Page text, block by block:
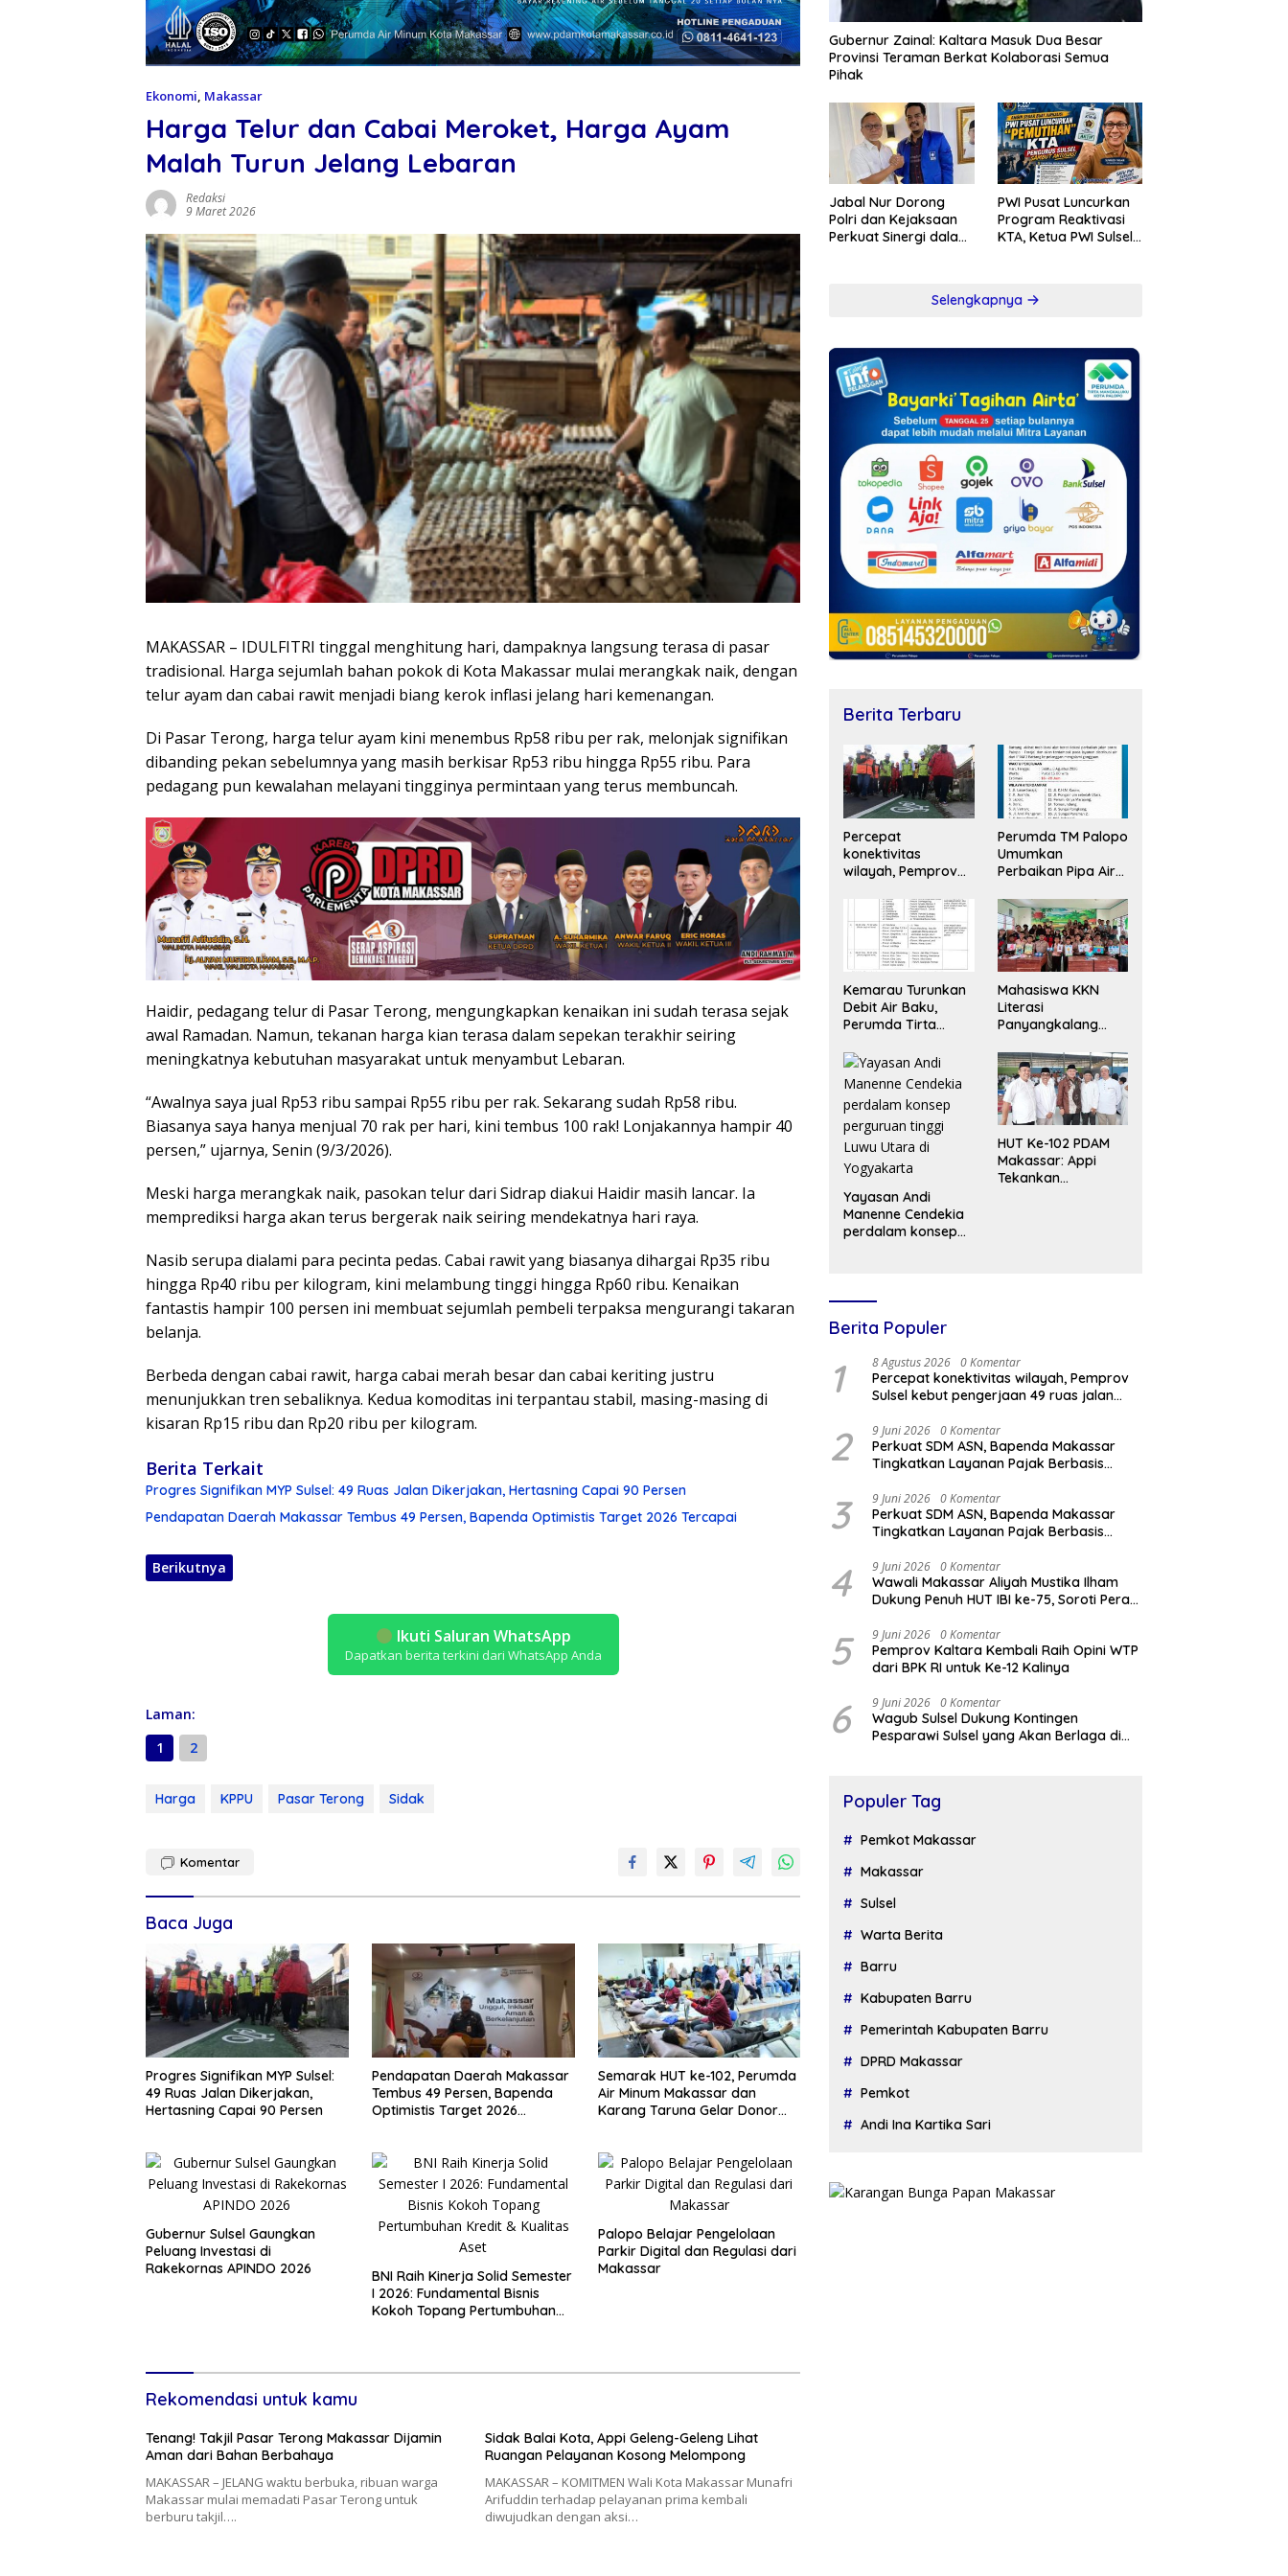
Ekonomi, Makassar
Harga Telur dan Cabai Meroket, Harga Ayam
Malah Turun Jelang Lebaran
Redaksi
9 Maret 2026
MAKASSAR – IDULFITRI tinggal menghitung hari, dampaknya langsung terasa di pasar
tradisional. Harga sejumlah bahan pokok di Kota Makassar mulai merangkak naik, dengan
telur ayam dan cabai rawit menjadi biang kerok inflasi jelang hari kemenangan.
Di Pasar Terong, harga telur ayam kini menembus Rp58 ribu per rak, melonjak signifikan
dibanding pekan sebelumnya yang masih berkisar Rp53 ribu hingga Rp55 ribu. Para
pedagang pun kewalahan melayani tingginya permintaan yang terus membuncah.
Haidir, pedagang telur di Pasar Terong, mengungkapkan kenaikan ini sudah terasa sejak
awal Ramadan. Namun, tekanan harga kian terasa dalam sepekan terakhir seiring
meningkatnya kebutuhan masyarakat untuk menyambut Lebaran.
“Awalnya saya jual Rp53 ribu sampai Rp55 ribu per rak. Sekarang sudah Rp58 ribu.
Biasanya saya hanya menjual 70 rak per hari, kini tembus 100 rak! Lonjakannya hampir 40
persen,” ujarnya, Senin (9/3/2026).
Meski harga merangkak naik, pasokan telur dari Sidrap diakui Haidir masih lancar. Ia
memprediksi harga akan terus bergerak naik seiring mendekatnya hari raya.
Nasib serupa dialami para pecinta pedas. Cabai rawit yang biasanya dihargai Rp35 ribu
hingga Rp40 ribu per kilogram, kini melambung tinggi hingga Rp60 ribu. Kenaikan
fantastis hampir 100 persen ini membuat sejumlah pembeli terpaksa mengurangi takaran
belanja.
Berbeda dengan cabai rawit, harga cabai merah besar dan cabai keriting justru
menunjukkan tren sebaliknya. Kedua komoditas ini terpantau stabil, masing-masing di
kisaran Rp15 ribu dan Rp20 ribu per kilogram.
Berita Terkait
Progres Signifikan MYP Sulsel: 49 Ruas Jalan Dikerjakan, Hertasning Capai 90 Persen
Pendapatan Daerah Makassar Tembus 49 Persen, Bapenda Optimistis Target 2026 Tercapai
Berikutnya
Ikuti Saluran WhatsApp
Dapatkan berita terkini dari WhatsApp Anda
Laman:
1
2
Harga KPPU Pasar Terong Sidak
Komentar
Baca Juga
Progres Signifikan MYP Sulsel:
49 Ruas Jalan Dikerjakan,
Hertasning Capai 90 Persen
Pendapatan Daerah Makassar
Tembus 49 Persen, Bapenda
Optimistis Target 2026
Semarak HUT ke-102, Perumda
Air Minum Makassar dan
Karang Taruna Gelar Donor
Gubernur Sulsel Gaungkan
Peluang Investasi di
Rakekornas APINDO 2026
BNI Raih Kinerja Solid Semester
I 2026: Fundamental Bisnis
Kokoh Topang Pertumbuhan
Palopo Belajar Pengelolaan
Parkir Digital dan Regulasi dari
Makassar
Rekomendasi untuk kamu
Tenang! Takjil Pasar Terong Makassar Dijamin
Aman dari Bahan Berbahaya
MAKASSAR – JELANG waktu berbuka, ribuan warga
Makassar mulai memadati Pasar Terong untuk
berburu takjil….
Sidak Balai Kota, Appi Geleng-Geleng Lihat
Ruangan Pelayanan Kosong Melompong
MAKASSAR – KOMITMEN Wali Kota Makassar Munafri
Arifuddin terhadap pelayanan prima kembali
diwujudkan dengan aksi…
Gubernur Zainal: Kaltara Masuk Dua Besar
Provinsi Teraman Berkat Kolaborasi Semua
Pihak
Jabal Nur Dorong
Polri dan Kejaksaan
Perkuat Sinergi dalam
PWI Pusat Luncurkan
Program Reaktivasi
KTA, Ketua PWI Sulsel
Selengkapnya
Berita Terbaru
Percepat
konektivitas
wilayah, Pemprov
pengerjaan 49 ruas
jalan lintas daerah
Perumda TM Palopo
Umumkan
Perbaikan Pipa Air
Layanan
Diperkirakan Pulih
16–20 Jam
Kemarau Turunkan
Debit Air Baku,
Perumda Tirta
Terapkan Distribusi
Bergilir
Mahasiswa KKN
Literasi
Panyangkalang
Pemahaman
Bacaan dan
Kreativitas Siswa
Yayasan Andi
Manenne Cendekia
perdalam konsep
HUT Ke-102 PDAM
Makassar: Appi
Tekankan
Berita Populer
1 8 Agustus 2026 0 Komentar
Percepat konektivitas wilayah, Pemprov
Sulsel kebut pengerjaan 49 ruas jalan
2 9 Juni 2026 0 Komentar
Perkuat SDM ASN, Bapenda Makassar
Tingkatkan Layanan Pajak Berbasis
3 9 Juni 2026 0 Komentar
Perkuat SDM ASN, Bapenda Makassar
Tingkatkan Layanan Pajak Berbasis
4 9 Juni 2026 0 Komentar
Wawali Makassar Aliyah Mustika Ilham
Dukung Penuh HUT IBI ke-75, Soroti Peran
5 9 Juni 2026 0 Komentar
Pemprov Kaltara Kembali Raih Opini WTP
dari BPK RI untuk Ke-12 Kalinya
6 9 Juni 2026 0 Komentar
Wagub Sulsel Dukung Kontingen
Pesparawi Sulsel yang Akan Berlaga di
Populer Tag
Pemkot Makassar
Makassar
Sulsel
Warta Berita
Barru
Kabupaten Barru
Pemerintah Kabupaten Barru
DPRD Makassar
Pemkot
Andi Ina Kartika Sari